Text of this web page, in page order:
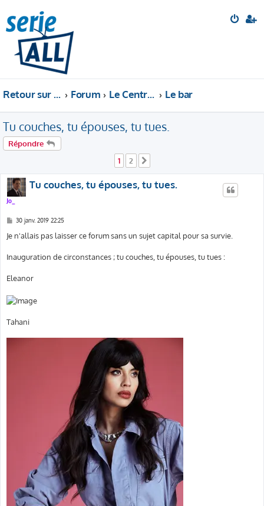
Retour sur le site Forum Le Central Perk Le bar
Tu couches, tu épouses, tu tues.
Répondre
1
2
Jo_
Tu couches, tu épouses, tu tues.
M
s
s
g
e
30 janv. 2019 22:25
Je n'allais pas laisser ce forum sans un sujet capital pour sa survie.
Inauguration de circonstances ; tu couches, tu épouses, tu tues :
Eleanor
Tahani